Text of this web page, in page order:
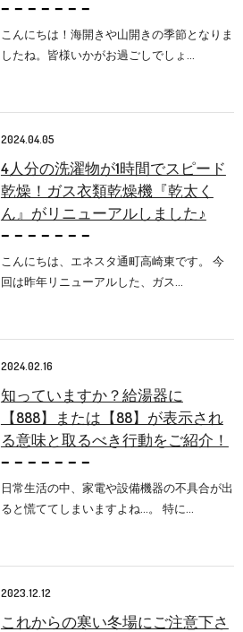
こんにちは！海開きや山開きの季節となりま
したね。皆様いかがお過ごしでしょ…
2024.04.05
4人分の洗濯物が1時間でスピード
乾燥！ガス衣類乾燥機『乾太く
ん』がリニューアルしました♪
こんにちは、エネスタ通町高崎東です。 今
回は昨年リニューアルした、ガス…
2024.02.16
知っていますか？給湯器に
【888】または【88】が表示され
る意味と取るべき行動をご紹介！
日常生活の中、家電や設備機器の不具合が出
ると慌ててしまいますよね…。 特に…
2023.12.12
これからの寒い冬場にご注意下さ